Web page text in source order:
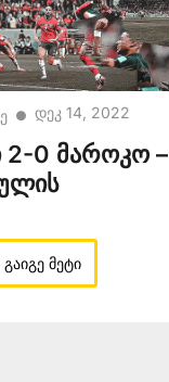
● Დეკ 14, 2022
2-0 მაროკო –
გაიგე მეტი